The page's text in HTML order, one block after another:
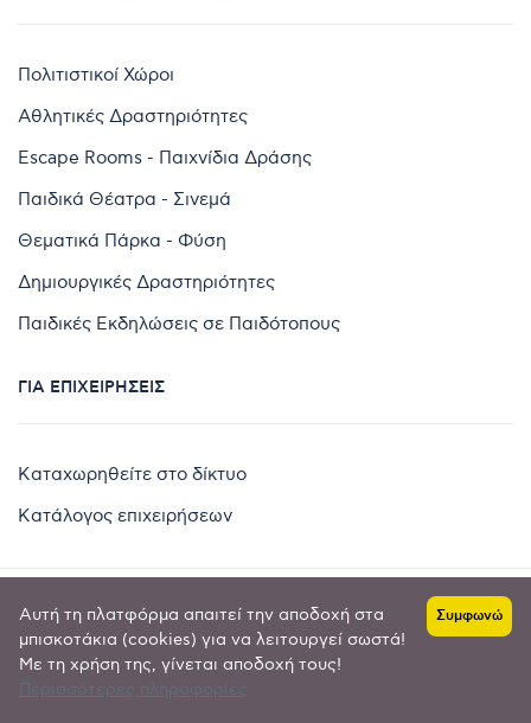
Πολιτιστικοί Χώροι
Αθλητικές Δραστηριότητες
Escape Rooms - Παιχνίδια Δράσης
Παιδικά Θέατρα - Σινεμά
Θεματικά Πάρκα - Φύση
Δημιουργικές Δραστηριότητες
Παιδικές Εκδηλώσεις σε Παιδότοπους
ΓΙΑ ΕΠΙΧΕΙΡΉΣΕΙΣ
Καταχωρηθείτε στο δίκτυο
Κατάλογος επιχειρήσεων
Copyright © 2024 by
Goldensites
Αυτή τη πλατφόρμα απαιτεί την αποδοχή στα
μπισκοτάκια (cookies) για να λειτουργεί σωστά!
Με τη χρήση της, γίνεται αποδοχή τους!
Συμφωνώ